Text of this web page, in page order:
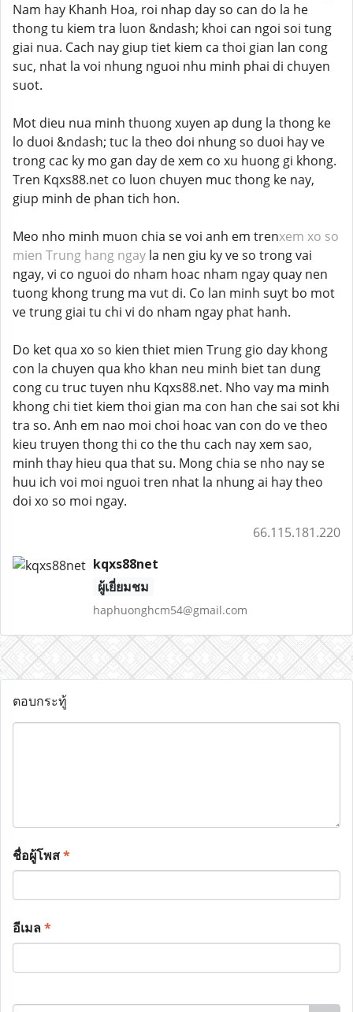
Nam hay Khanh Hoa, roi nhap day so can do la he
thong tu kiem tra luon &ndash; khoi can ngoi soi tung
giai nua. Cach nay giup tiet kiem ca thoi gian lan cong
suc, nhat la voi nhung nguoi nhu minh phai di chuyen
suot.
Mot dieu nua minh thuong xuyen ap dung la thong ke
lo duoi &ndash; tuc la theo doi nhung so duoi hay ve
trong cac ky mo gan day de xem co xu huong gi khong.
Tren Kqxs88.net co luon chuyen muc thong ke nay,
giup minh de phan tich hon.
Meo nho minh muon chia se voi anh em trenxem xo so
mien Trung hang ngay la nen giu ky ve so trong vai
ngay, vi co nguoi do nham hoac nham ngay quay nen
tuong khong trung ma vut di. Co lan minh suyt bo mot
ve trung giai tu chi vi do nham ngay phat hanh.
Do ket qua xo so kien thiet mien Trung gio day khong
con la chuyen qua kho khan neu minh biet tan dung
cong cu truc tuyen nhu Kqxs88.net. Nho vay ma minh
khong chi tiet kiem thoi gian ma con han che sai sot khi
tra so. Anh em nao moi choi hoac van con do ve theo
kieu truyen thong thi co the thu cach nay xem sao,
minh thay hieu qua that su. Mong chia se nho nay se
huu ich voi moi nguoi tren nhat la nhung ai hay theo
doi xo so moi ngay.
66.115.181.220
kqxs88net
ผู้เยี่ยมชม
haphuonghcm54@gmail.com
ตอบกระทู้
ชื่อผู้โพส*
อีเมล*